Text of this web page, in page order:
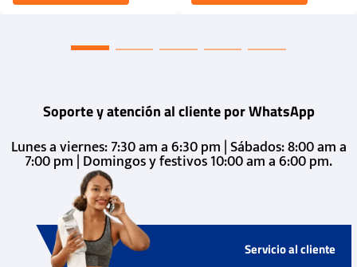
Soporte y atención al cliente por WhatsApp
Lunes a viernes: 7:30 am a 6:30 pm | Sábados: 8:00 am a
7:00 pm | Domingos y festivos 10:00 am a 6:00 pm.
Servicio al cliente